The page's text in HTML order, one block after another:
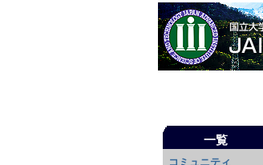
一覧
コミュニティ